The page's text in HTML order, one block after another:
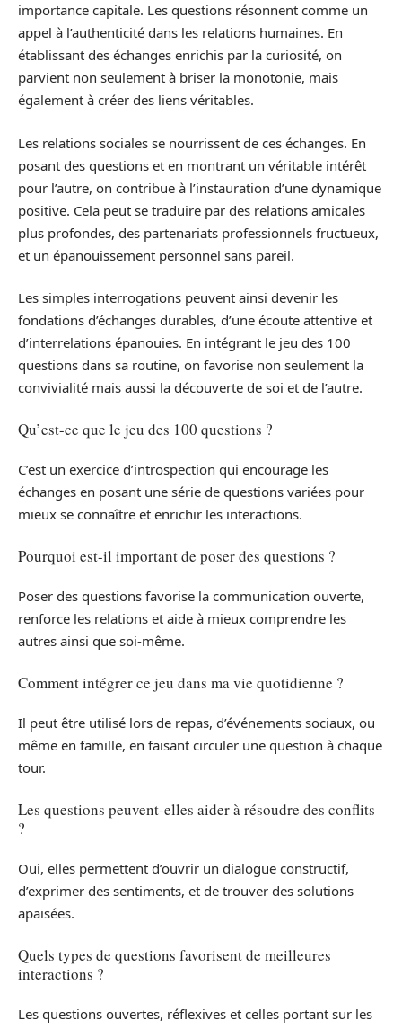
importance capitale. Les questions résonnent comme un
appel à l’authenticité dans les relations humaines. En
établissant des échanges enrichis par la curiosité, on
parvient non seulement à briser la monotonie, mais
également à créer des liens véritables.
Les relations sociales se nourrissent de ces échanges. En
posant des questions et en montrant un véritable intérêt
pour l’autre, on contribue à l’instauration d’une dynamique
positive. Cela peut se traduire par des relations amicales
plus profondes, des partenariats professionnels fructueux,
et un épanouissement personnel sans pareil.
Les simples interrogations peuvent ainsi devenir les
fondations d’échanges durables, d’une écoute attentive et
d’interrelations épanouies. En intégrant le jeu des 100
questions dans sa routine, on favorise non seulement la
convivialité mais aussi la découverte de soi et de l’autre.
Qu’est-ce que le jeu des 100 questions ?
C’est un exercice d’introspection qui encourage les
échanges en posant une série de questions variées pour
mieux se connaître et enrichir les interactions.
Pourquoi est-il important de poser des questions ?
Poser des questions favorise la communication ouverte,
renforce les relations et aide à mieux comprendre les
autres ainsi que soi-même.
Comment intégrer ce jeu dans ma vie quotidienne ?
Il peut être utilisé lors de repas, d’événements sociaux, ou
même en famille, en faisant circuler une question à chaque
tour.
Les questions peuvent-elles aider à résoudre des conflits
?
Oui, elles permettent d’ouvrir un dialogue constructif,
d’exprimer des sentiments, et de trouver des solutions
apaisées.
Quels types de questions favorisent de meilleures
interactions ?
Les questions ouvertes, réflexives et celles portant sur les